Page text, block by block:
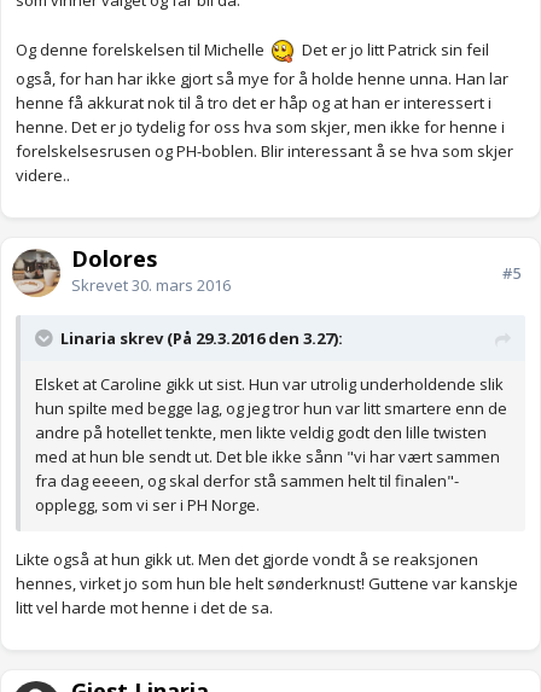
Og denne forelskelsen til Michelle
Det er jo litt Patrick sin feil
også, for han har ikke gjort så mye for å holde henne unna. Han lar
henne få akkurat nok til å tro det er håp og at han er interessert i
henne. Det er jo tydelig for oss hva som skjer, men ikke for henne i
forelskelsesrusen og PH-boblen. Blir interessant å se hva som skjer
videre..
Dolores
Skrevet30. mars 2016
#5
Linaria skrev (På 29.3.2016 den 3.27):
Elsket at Caroline gikk ut sist. Hun var utrolig underholdende slik
hun spilte med begge lag, og jeg tror hun var litt smartere enn de
andre på hotellet tenkte, men likte veldig godt den lille twisten
med at hun ble sendt ut. Det ble ikke sånn "vi har vært sammen
fra dag eeeen, og skal derfor stå sammen helt til finalen"-
opplegg, som vi ser i PH Norge.
Likte også at hun gikk ut. Men det gjorde vondt å se reaksjonen
hennes, virket jo som hun ble helt sønderknust! Guttene var kanskje
litt vel harde mot henne i det de sa.